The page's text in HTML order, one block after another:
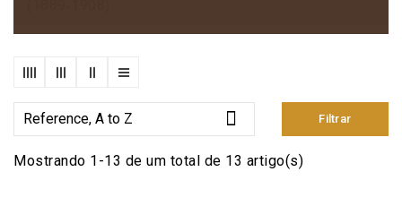
Reference, A to Z  Filtrar
Mostrando 1-13 de um total de 13 artigo(s)